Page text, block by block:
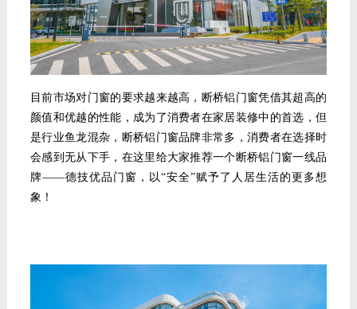
目前市场对门窗的要求越来越高，断桥铝门窗凭借其超高的
颜值和优越的性能， 成为 了消费者在家居装修中的首选，但
是行业鱼龙混杂， 断桥铝门窗品牌非常多，消费者在选择时
会感到无从下手，在这里给大家推荐一个断桥铝门窗一线品
牌——德技优品门窗， 以“安全”赋予了人居生活的更多想
象！